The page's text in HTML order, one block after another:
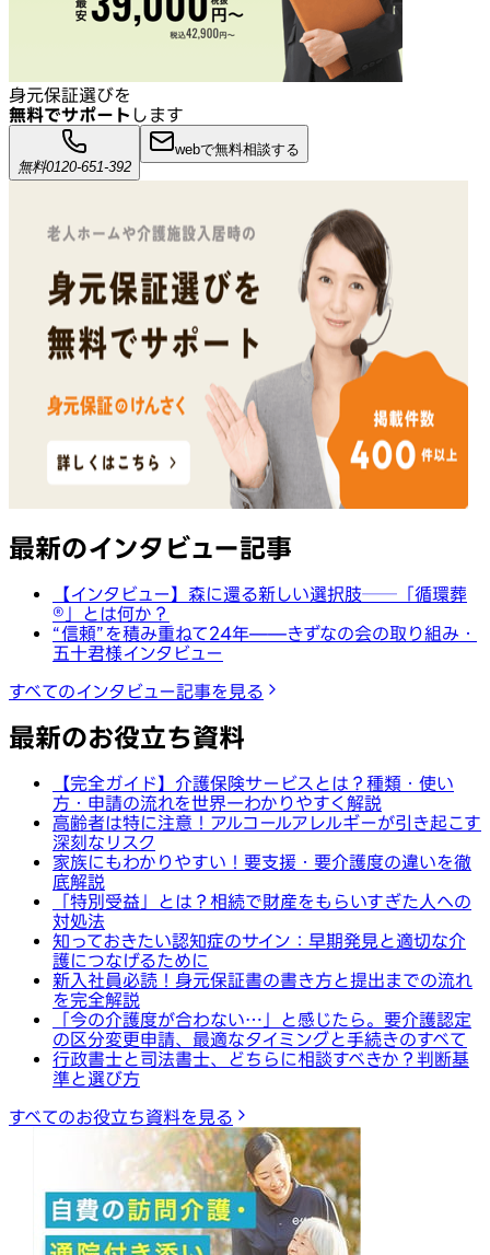
身元保証選びを
無料でサポート します
無料0120-651-392
webで無料相談する
最新のインタビュー記事
【インタビュー】森に還る新しい選択肢──「循環葬
®︎」とは何か？
“信頼”を積み重ねて24年——きずなの会の取り組み・
五十君様インタビュー
すべてのインタビュー記事を見る
最新のお役立ち資料
【完全ガイド】介護保険サービスとは？種類・使い
方・申請の流れを世界一わかりやすく解説
高齢者は特に注意！アルコールアレルギーが引き起こす
深刻なリスク
家族にもわかりやすい！要支援・要介護度の違いを徹
底解説
「特別受益」とは？相続で財産をもらいすぎた人への
対処法
知っておきたい認知症のサイン：早期発見と適切な介
護につなげるために
新入社員必読！身元保証書の書き方と提出までの流れ
を完全解説
「今の介護度が合わない…」と感じたら。要介護認定
の区分変更申請、最適なタイミングと手続きのすべて
行政書士と司法書士、どちらに相談すべきか？判断基
準と選び方
すべてのお役立ち資料を見る